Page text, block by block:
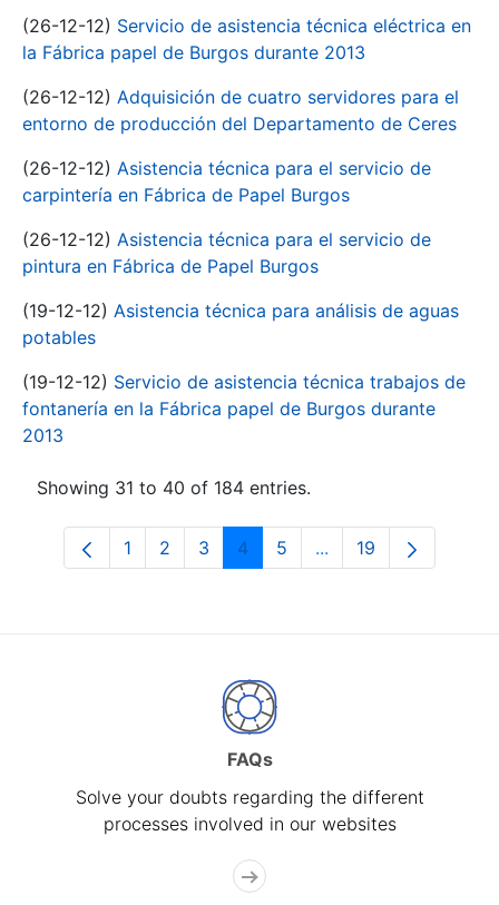
(26-12-12) Servicio de asistencia técnica eléctrica en
la Fábrica papel de Burgos durante 2013
(26-12-12) Adquisición de cuatro servidores para el
entorno de producción del Departamento de Ceres
(26-12-12) Asistencia técnica para el servicio de
carpintería en Fábrica de Papel Burgos
(26-12-12) Asistencia técnica para el servicio de
pintura en Fábrica de Papel Burgos
(19-12-12) Asistencia técnica para análisis de aguas
potables
(19-12-12) Servicio de asistencia técnica trabajos de
fontanería en la Fábrica papel de Burgos durante
2013
Showing 31 to 40 of 184 entries.
Page
1 Page
2 Page
3 Page
4 Page
5 ...Intermediate Pages
Page
19
FAQs
Solve your doubts regarding the different
processes involved in our websites